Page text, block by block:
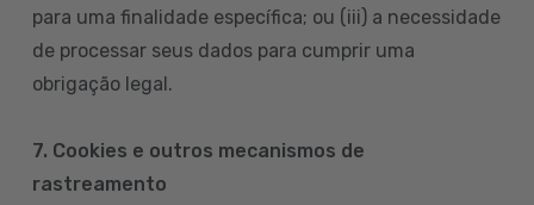
para uma finalidade específica; ou (iii) a necessidade
de processar seus dados para cumprir uma
obrigação legal.
7. Cookies e outros mecanismos de
rastreamento